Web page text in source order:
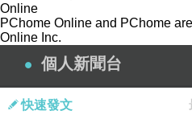
試 自學英語教材
一對一家教 英文聽力訓
習方式 千萬別學英語
文 初級英檢 全美語幼稚
英文文法學習 英文基礎
Online
PChome Online and PChome
Online Inc.
個人新聞台
快速發文